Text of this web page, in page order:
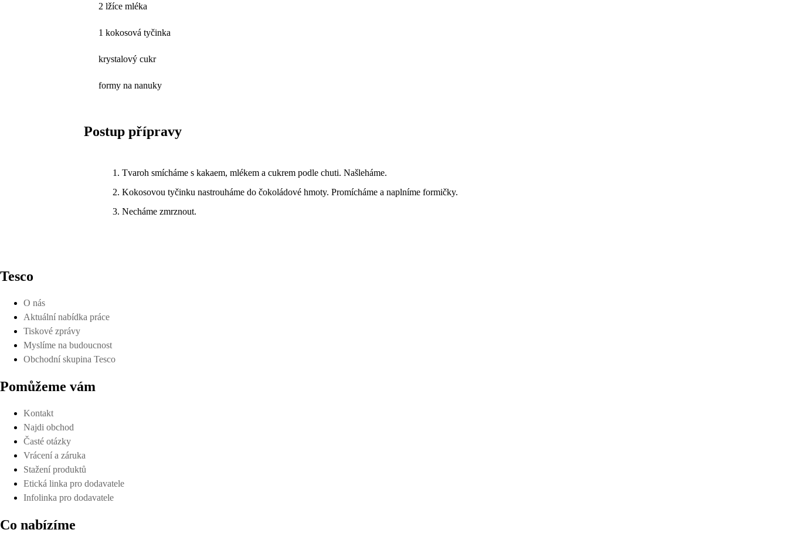
2 lžíce mléka
1 kokosová tyčinka
krystalový cukr
formy na nanuky
Postup přípravy
Tvaroh smícháme s kakaem, mlékem a cukrem podle chuti. Našleháme.
Kokosovou tyčinku nastrouháme do čokoládové hmoty. Promícháme a naplníme formičky.
Necháme zmrznout.
Tesco
O nás
Aktuální nabídka práce
Tiskové zprávy
Myslíme na budoucnost
Obchodní skupina Tesco
Pomůžeme vám
Kontakt
Najdi obchod
Časté otázky
Vrácení a záruka
Stažení produktů
Etická linka pro dodavatele
Infolinka pro dodavatele
Co nabízíme